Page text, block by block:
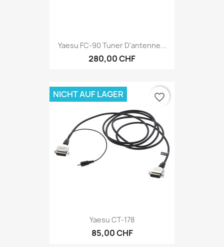
Yaesu FC-90 Tuner D'antenne...
280,00 CHF
Yaesu CT-178
85,00 CHF
NICHT AUF LAGER favorite_border